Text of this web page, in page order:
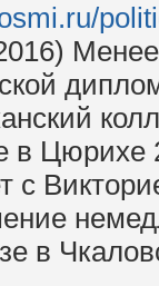
Менее
в Цюрихе
с
в